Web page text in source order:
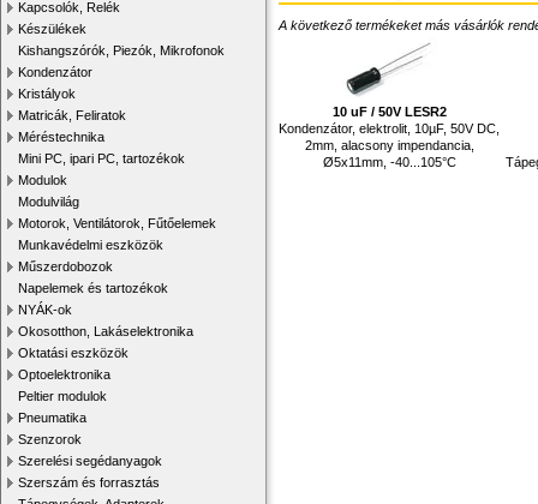
Kapcsolók, Relék
Készülékek
Kishangszórók, Piezók, Mikrofonok
Kondenzátor
Kristályok
Matricák, Feliratok
Méréstechnika
Mini PC, ipari PC, tartozékok
Modulok
Modulvilág
Motorok, Ventilátorok, Fűtőelemek
Munkavédelmi eszközök
Műszerdobozok
Napelemek és tartozékok
NYÁK-ok
Okosotthon, Lakáselektronika
Oktatási eszközök
Optoelektronika
Peltier modulok
Pneumatika
Szenzorok
Szerelési segédanyagok
Szerszám és forrasztás
A következő termékeket más vásárlók
10 uF / 50V LESR2
Kondenzátor, elektrolit, 10µF, 50V DC,
2mm, alacsony impendancia,
Ø5x11mm, -40...105°C